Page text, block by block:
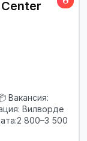
Вакансия:
Вилворде
800–3 500